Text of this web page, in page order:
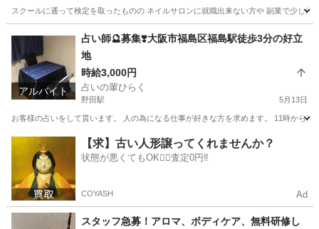
スクールに通って検定を取ったものの ネイルサロンに就職出来ない方や 副業で少し
ネイル レッスン
アルバイト
占い師🔮募集❣️大阪市福島区福島駅徒歩3分の好立
地
時給3,000円
占いの輩ひらく
野田駅 5月13日
お客様の占いをして貰います。 人の為になる仕事が好きな方を求めます。 11時から
野田駅 その他 大阪 大阪市 福島駅
その他
【求】古い人形譲ってくれませんか？
状態が悪くてもOK🙆‍♀️査定0円‼️
COYASH Ad
スタッフ急募！アロマ、ボディケア、無料研修し